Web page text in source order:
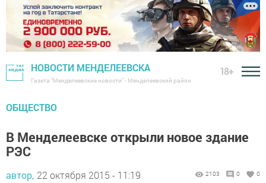
НОВОСТИ МЕНДЕЛЕЕВСКА
Газета "Менделеевские новости" - Менделеевский район
18+
ОБЩЕСТВО
В Менделеевске открыли новое здание
РЭС
автор, 22 октября 2015 - 11:19 2103 0 0